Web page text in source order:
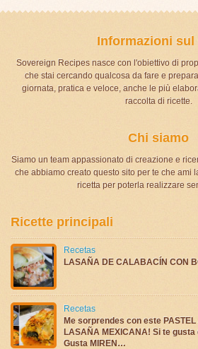
Informazioni sul
Sovereign Recipes nasce con l'obiettivo di
che stai cercando qualcosa da fare e
giornata, pratica e veloce, anche le più
raccolta di ricette.
Chi siamo
Siamo un team appassionato di creazione e
che abbiamo creato questo sito per te che ami
ricetta per poterla realizzare
Ricette principali
Recetas
LASAÑA DE CALABACÍN CON
Recetas
Me sorprendes con este
LASAÑA MEXICANA! Si te gusta
Gusta MIREN…